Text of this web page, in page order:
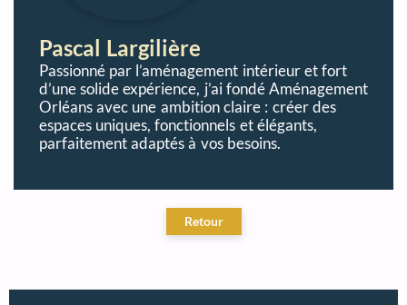
Pascal Largilière
Passionné par l’aménagement intérieur et fort
d’une solide expérience, j’ai fondé Aménagement
Orléans avec une ambition claire : créer des
espaces uniques, fonctionnels et élégants,
parfaitement adaptés à vos besoins.